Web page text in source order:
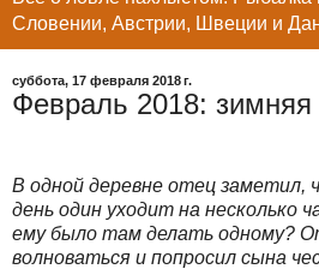
Словении, Австрии, Швеции и
суббота, 17 февраля 2018 г.
Февраль 2018:
В одной деревне отец заметил,
день один уходит на несколько
ему было там делать одному?
волноваться и попросил сына